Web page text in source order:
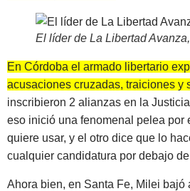
El líder de La Libertad
En Córdoba el armado libertario
acusaciones cruzadas, traiciones y
inscribieron 2 alianzas en la
eso inició una fenomenal pelea por
quiere usar, y el otro dice que lo
cualquier candidatura por debajo
Ahora bien, en Santa Fe, Milei bajó